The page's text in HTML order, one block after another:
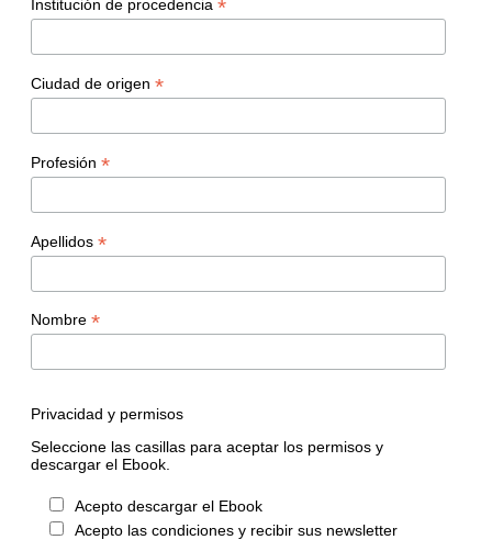
Institución de procedencia *
Ciudad de origen *
Profesión *
Apellidos *
Nombre *
Privacidad y permisos
Seleccione las casillas para aceptar los permisos y
descargar el Ebook.
Acepto descargar el Ebook
Acepto las condiciones y recibir sus newsletter